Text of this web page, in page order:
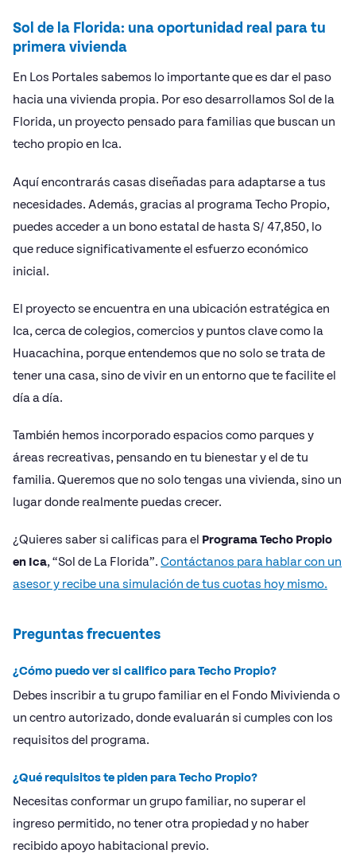
Sol de la Florida: una oportunidad real para tu
primera vivienda
En Los Portales sabemos lo importante que es dar el paso
hacia una vivienda propia. Por eso desarrollamos Sol de la
Florida, un proyecto pensado para familias que buscan un
techo propio en Ica.
Aquí encontrarás casas diseñadas para adaptarse a tus
necesidades. Además, gracias al programa Techo Propio,
puedes acceder a un bono estatal de hasta S/ 47,850, lo
que reduce significativamente el esfuerzo económico
inicial.
El proyecto se encuentra en una ubicación estratégica en
Ica, cerca de colegios, comercios y puntos clave como la
Huacachina, porque entendemos que no solo se trata de
tener una casa, sino de vivir en un entorno que te facilite el
día a día.
También hemos incorporado espacios como parques y
áreas recreativas, pensando en tu bienestar y el de tu
familia. Queremos que no solo tengas una vivienda, sino un
lugar donde realmente puedas crecer.
¿Quieres saber si calificas para el Programa Techo Propio
en Ica, “Sol de La Florida”. Contáctanos para hablar con un
asesor y recibe una simulación de tus cuotas hoy mismo.
Preguntas frecuentes
¿Cómo puedo ver si califico para Techo Propio?
Debes inscribir a tu grupo familiar en el Fondo Mivivienda o
un centro autorizado, donde evaluarán si cumples con los
requisitos del programa.
¿Qué requisitos te piden para Techo Propio?
Necesitas conformar un grupo familiar, no superar el
ingreso permitido, no tener otra propiedad y no haber
recibido apoyo habitacional previo.